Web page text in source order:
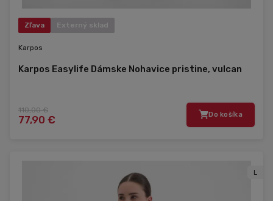
Zľava Externý sklad
Karpos
Karpos Easylife Dámske Nohavice pristine, vulcan
110,00 €
77,90 € Do košíka
L